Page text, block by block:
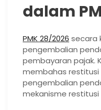
dalam
PMK 28/2026 secara
pengembalian
pembayaran pajak.
membahas restitusi
pengembalian
mekanisme